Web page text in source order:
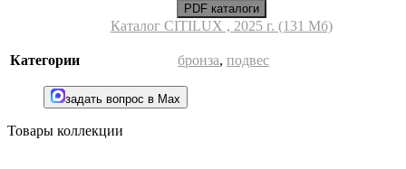
PDF каталоги
Каталог CITILUX , 2025 г. (131 Мб)
Категории бронза, подвес
задать вопрос в Max
Товары коллекции